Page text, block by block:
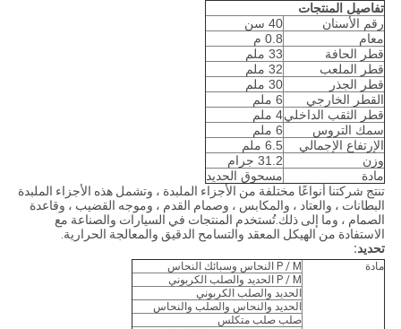
تفاصيل المنتجات
رقم الأسنان
40 سن
معام
0.8 م
قطر الحافة
33 ملم
قطر الملعب
32 ملم
قطر الجذر
30 ملم
القطر الخارجي
6 ملم
قطر الثقب الداخلي4 ملم
سمك التروس
6 ملم
الإرتفاع الإجمالي
6.5 ملم
وزن
31.2 جرام
مادة
مسحوق الحديد
تنتج شركتنا أنواعًا مختلفة من الأجزاء الملبدة ، وتشمل هذه الأجزاء الملبدة
البطانات ، والعتاد ، والمكابس ، وصمام القدم ، وموجه القضيب ، وقاعدة
الصمام ، وما إلى ذلك.تُستخدم المنتجات في السيارات والصناعة مع
الاستفادة من الهيكل المعقد والتسامح الدقيق والمعالجة الحرارية.
تحديد:
مادة
P / M النحاس وسبائك النحاس
P / M الحديد والصلب الكربوني
الحديد والصلب الكربوني
الحديد والنحاس والصلب والنحاس
صلب صلب متكلس